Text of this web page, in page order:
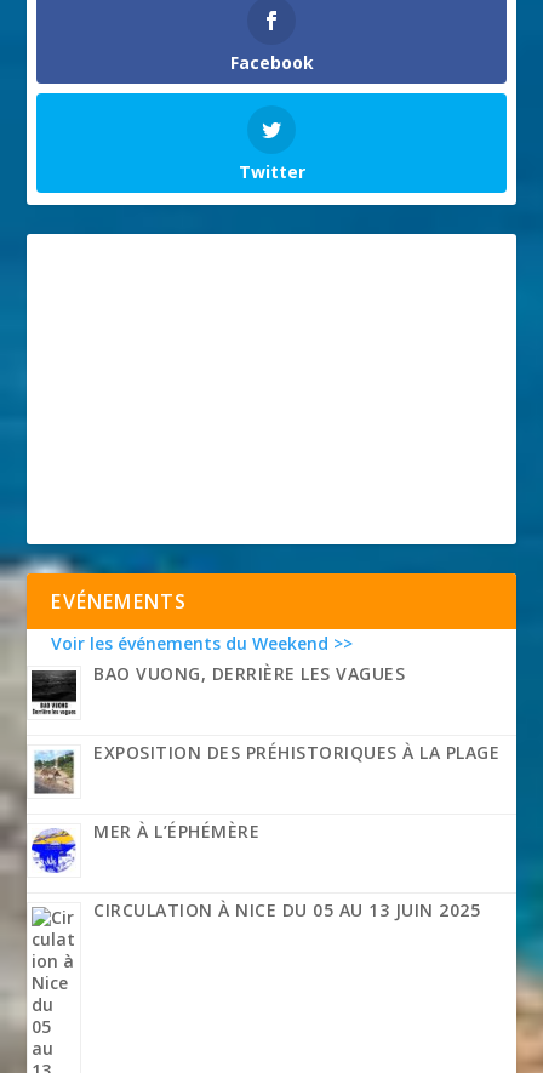
Facebook
Twitter
EVÉNEMENTS
Voir les événements du Weekend >>
BAO VUONG, DERRIÈRE LES VAGUES
EXPOSITION DES PRÉHISTORIQUES À LA PLAGE
MER À L’ÉPHÉMÈRE
CIRCULATION À NICE DU 05 AU 13 JUIN 2025